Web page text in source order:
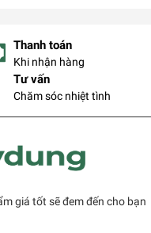
Thanh toán
Khi nhận hàng
Tư vấn
Chăm sóc nhiệt tình
giá tốt sẽ đem đến cho bạn